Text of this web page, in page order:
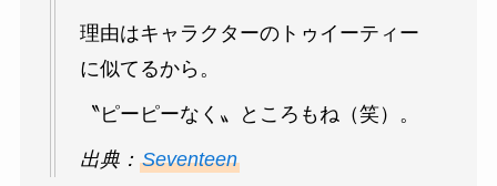
理由はキャラクターのトゥイーティー
に似てるから。
〝ピーピーなく〟ところもね（笑）。
出典： Seventeen